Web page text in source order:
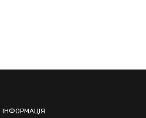
ІНФОРМАЦІЯ